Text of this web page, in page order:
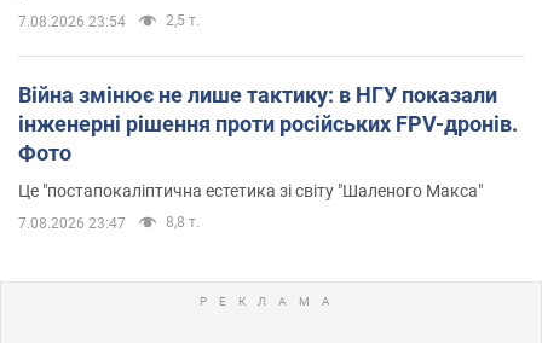
7.08.2026 23:54 2,5 т.
Війна змінює не лише тактику: в НГУ показали
інженерні рішення проти російських FPV-дронів.
Фото
Це "постапокаліптична естетика зі світу "Шаленого Макса"
7.08.2026 23:47 8,8 т.